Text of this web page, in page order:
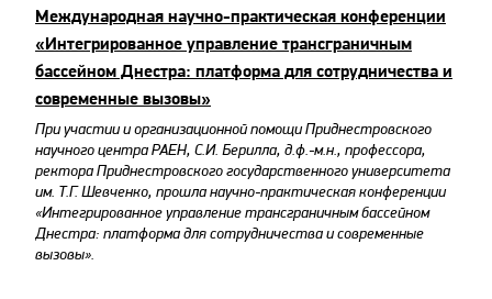
Международная научно-практическая конференции
«Интегрированное управление трансграничным
бассейном Днестра: платформа для сотрудничества и
современные вызовы»
При участии и организационной помощи Приднестровского
научного центра РАЕН, С.И. Берилла, д.ф.-м.н., профессора,
ректора Приднестровского государственного университета
им. Т.Г. Шевченко, прошла научно-практическая конференции
«Интегрированное управление трансграничным бассейном
Днестра: платформа для сотрудничества и современные
вызовы».